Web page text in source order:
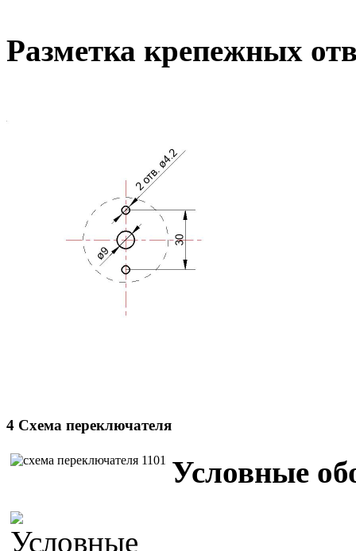
Разметка крепежных
4 Схема переключателя
Условные